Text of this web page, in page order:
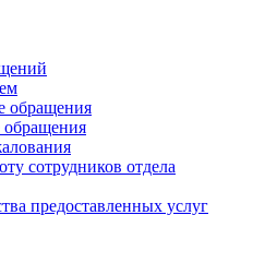
обращения
сотрудников отдела
предоставленных услуг